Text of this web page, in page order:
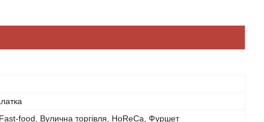
food, Вулична торгівля, HoReCa, Фуршет